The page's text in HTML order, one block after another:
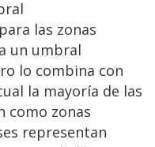
las zonas
un umbral
lo combina con
la mayoría de las
como zonas
representan